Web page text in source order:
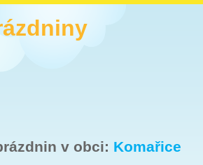
v obci: Komařice